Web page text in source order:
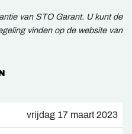
van STO Garant. U kunt de
vinden op de website van
vrijdag 17 maart 2023